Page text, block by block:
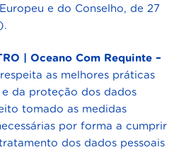
e do Conselho, de 27
| Oceano Com Requinte –
as melhores práticas
da proteção dos dados
tomado as medidas
por forma a cumprir
dos dados pessoais